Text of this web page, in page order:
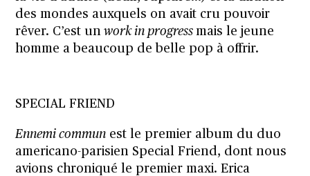
des mondes auxquels on avait cru pouvoir
rêver. C’est un work in progressmais le jeune
homme a beaucoup de belle pop à offrir.
SPECIAL FRIEND
Ennemi commun est le premier album du duo
americano-parisien Special Friend, dont nous
avions chroniqué le premier maxi. Erica